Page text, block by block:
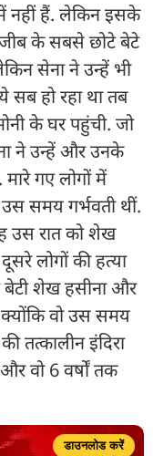
नहीं हैं. लेकिन इसके
के सबसे छोटे बेटे
सेना ने उन्हें भी
सब हो रहा था तब
के घर पहुंची. जो
ने उन्हें और उनके
मारे गए लोगों में
समय गर्भवती थीं.
उस रात को शेख
लोगों की हत्या
बेटी शेख हसीना और
वो उस समय
तत्कालीन इंदिरा
वो 6 वर्षों तक
डाउनलोड करें